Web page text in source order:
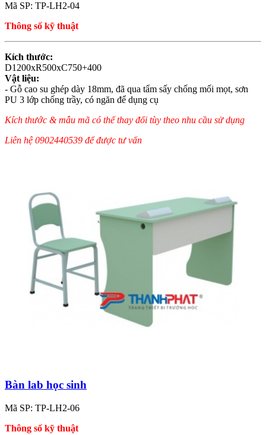
Mã SP: TP-LH2-04
Thông số kỹ thuật
Kích thước:
D1200xR500xC750+400
Vật liệu:
- Gỗ cao su ghép dày 18mm, đã qua tẩm sấy chống mối mọt, sơn
PU 3 lớp chống trầy, có ngăn để dụng cụ
Kích thước & mẫu mã có thể thay đổi tùy theo nhu cầu sử dụng
Liên hệ 0902440539 để được tư vấn
Bàn lab học sinh
Mã SP: TP-LH2-06
Thông số kỹ thuật